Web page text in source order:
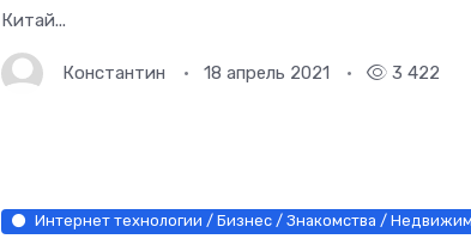
Китай...
Константин 18 апрель 2021 3 422
Интернет технологии / Бизнес / Знакомства /